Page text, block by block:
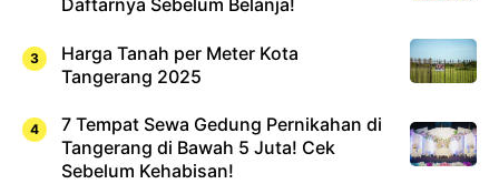
Daftarnya Sebelum Belanja!
Harga Tanah per Meter Kota
Tangerang 2025
7 Tempat Sewa Gedung Pernikahan di
Tangerang di Bawah 5 Juta! Cek
Sebelum Kehabisan!